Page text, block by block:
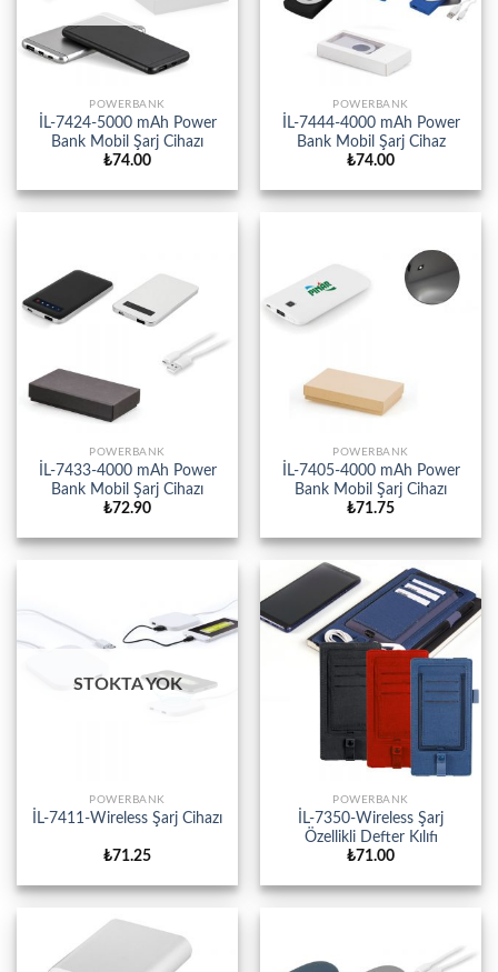
POWERBANK
İL-7424-5000 mAh Power
Bank Mobil Şarj Cihazı
₺74.00
POWERBANK
İL-7444-4000 mAh Power
Bank Mobil Şarj Cihaz
₺74.00
POWERBANK
İL-7433-4000 mAh Power
Bank Mobil Şarj Cihazı
₺72.90
POWERBANK
İL-7405-4000 mAh Power
Bank Mobil Şarj Cihazı
₺71.75
STOKTA YOK
POWERBANK
İL-7411-Wireless Şarj Cihazı
₺71.25
POWERBANK
İL-7350-Wireless Şarj
Özellikli Defter Kılıfı
₺71.00